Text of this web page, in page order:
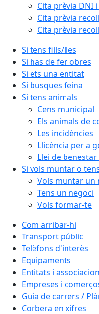
Cita prèvia DNI
Cita prèvia
Cita prèvia
Si tens fills/lles
Si has de fer obres
Si ets una entitat
Si busques feina
Si tens animals
Cens municipal
Els animals de
Les incidències
Llicència per a
Llei de
Si vols muntar o
Vols muntar un
Tens un negoci
Vols formar-te
Com arribar-hi
Transport públic
Telèfons d'interès
Equipaments
Entitats i
Empreses i
Guia de carrers /
Corbera en xifres